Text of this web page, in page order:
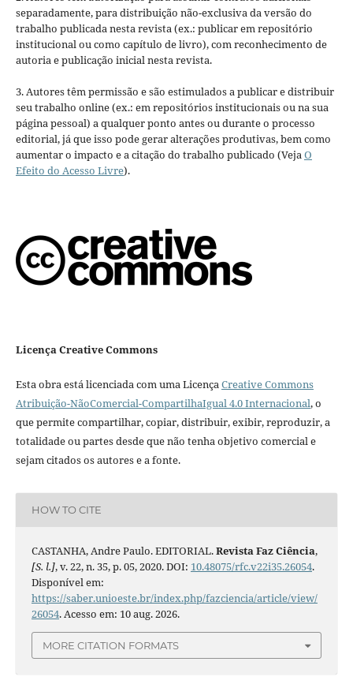
separadamente, para distribuição não-exclusiva da versão do
trabalho publicada nesta revista (ex.: publicar em repositório
institucional ou como capítulo de livro), com reconhecimento de
autoria e publicação inicial nesta revista.
3. Autores têm permissão e são estimulados a publicar e distribuir
seu trabalho online (ex.: em repositórios institucionais ou na sua
página pessoal) a qualquer ponto antes ou durante o processo
editorial, já que isso pode gerar alterações produtivas, bem como
aumentar o impacto e a citação do trabalho publicado (VejaO
Efeito do Acesso Livre).
Licença Creative Commons
Esta obra está licenciada com uma LicençaCreative Commons
Atribuição-NãoComercial-CompartilhaIgual 4.0 Internacional, o
que permite compartilhar, copiar, distribuir, exibir, reproduzir, a
totalidade ou partes desde que não tenha objetivo comercial e
sejam citados os autores e a fonte.
HOW TO CITE
CASTANHA, Andre Paulo. EDITORIAL.Revista Faz Ciência,
[S. l.], v. 22, n. 35, p. 05, 2020. DOI: 10.48075/rfc.v22i35.26054.
Disponível em:
https://saber.unioeste.br/index.php/fazciencia/article/view/
26054. Acesso em: 10 aug. 2026.
MORE CITATION FORMATS